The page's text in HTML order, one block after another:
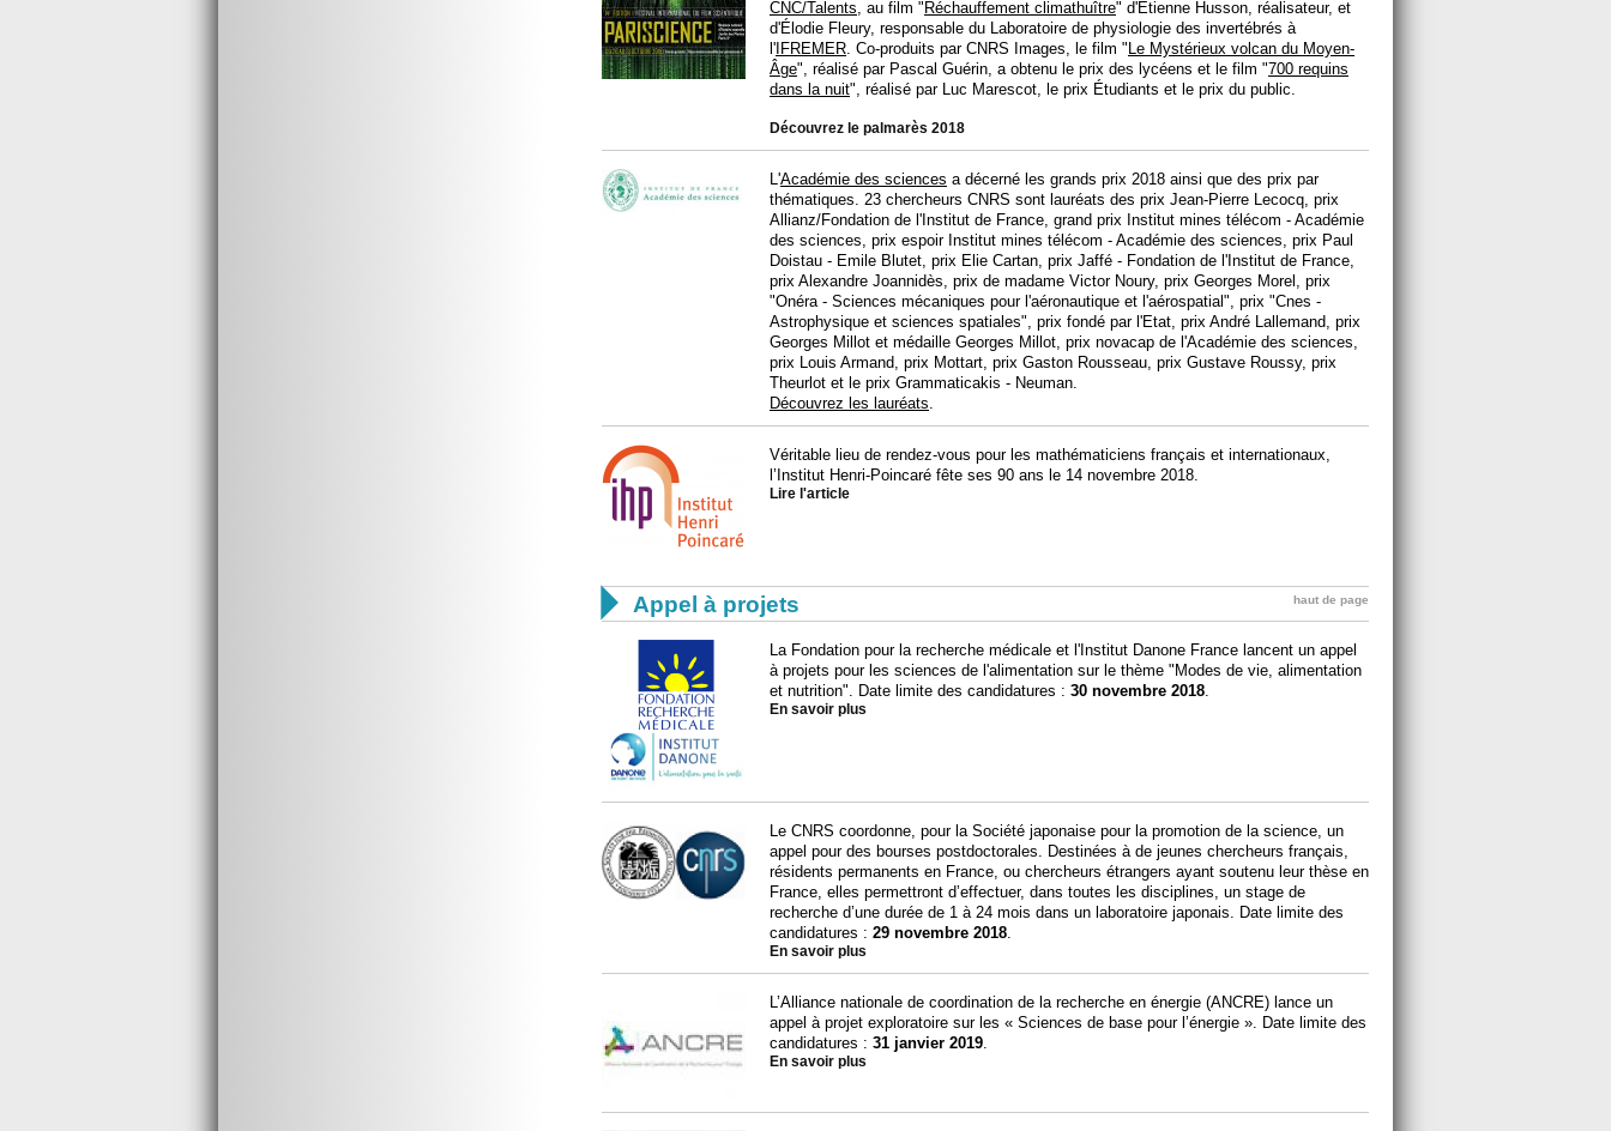
CNC/Talents, au film " Réchauffement climathuître" d'Étienne Husson, réalisateur, et
d'Élodie Fleury, responsable du Laboratoire de physiologie des invertébrés à
l' IFREMER. Co-produits par CNRS Images, le film " Le Mystérieux volcan du Moyen-
Âge", réalisé par Pascal Guérin, a obtenu le prix des lycéens et le film "700 requins
dans la nuit", réalisé par Luc Marescot, le prix Étudiants et le prix du public.
Découvrez le palmarès 2018
L'Académie des sciences a décerné les grands prix 2018 ainsi que des prix par
thématiques. 23 chercheurs CNRS sont lauréats des prix Jean-Pierre Lecocq, prix
Allianz/Fondation de l'Institut de France, grand prix Institut mines télécom - Académie
des sciences, prix espoir Institut mines télécom - Académie des sciences, prix Paul
Doistau - Emile Blutet, prix Elie Cartan, prix Jaffé - Fondation de l'Institut de France,
prix Alexandre Joannidès, prix de madame Victor Noury, prix Georges Morel, prix
"Onéra - Sciences mécaniques pour l'aéronautique et l'aérospatial", prix "Cnes -
Astrophysique et sciences spatiales", prix fondé par l'Etat, prix André Lallemand, prix
Georges Millot et médaille Georges Millot, prix novacap de l'Académie des sciences,
prix Louis Armand, prix Mottart, prix Gaston Rousseau, prix Gustave Roussy, prix
Theurlot et le prix Grammaticakis - Neuman.
Découvrez les lauréats.
Véritable lieu de rendez-vous pour les mathématiciens français et internationaux,
l’Institut Henri-Poincaré fête ses 90 ans le 14 novembre 2018.
Lire l'article
 Appel à projets haut de page
La Fondation pour la recherche médicale et l'Institut Danone France lancent un appel
à projets pour les sciences de l'alimentation sur le thème "Modes de vie, alimentation
et nutrition". Date limite des candidatures : 30 novembre 2018.
En savoir plus
Le CNRS coordonne, pour la Société japonaise pour la promotion de la science, un
appel pour des bourses postdoctorales. Destinées à de jeunes chercheurs français,
résidents permanents en France, ou chercheurs étrangers ayant soutenu leur thèse en
France, elles permettront d’effectuer, dans toutes les disciplines, un stage de
recherche d’une durée de 1 à 24 mois dans un laboratoire japonais. Date limite des
candidatures : 29 novembre 2018.
En savoir plus
L’Alliance nationale de coordination de la recherche en énergie (ANCRE) lance un
appel à projet exploratoire sur les « Sciences de base pour l’énergie ». Date limite des
candidatures : 31 janvier 2019.
En savoir plus